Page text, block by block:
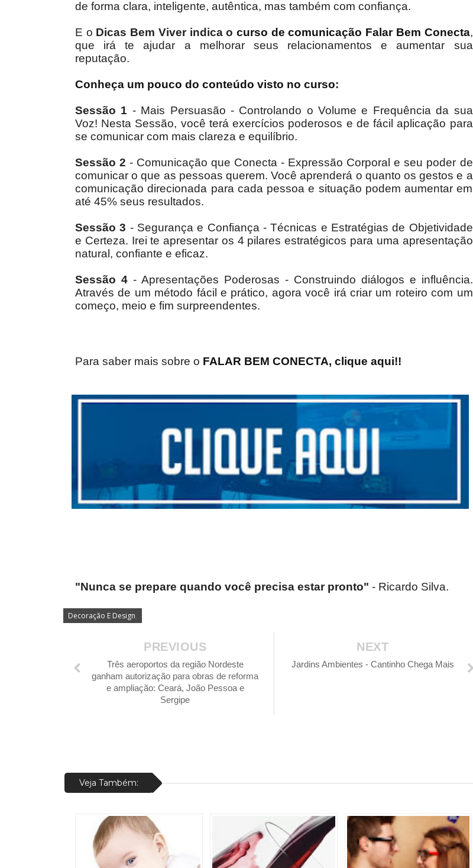
Decoração E Design,
de forma clara, inteligente, autêntica, mas também com confiança.
E o Dicas Bem Viver indica o curso de comunicação Falar Bem Conecta,
que irá te ajudar a melhorar seus relacionamentos e aumentar sua
reputação.
Conheça um pouco do conteúdo visto no curso:
Sessão 1 - Mais Persuasão - Controlando o Volume e Frequência da sua
Voz! Nesta Sessão, você terá exercícios poderosos e de fácil aplicação para
se comunicar com mais clareza e equilíbrio.
Sessão 2 - Comunicação que Conecta - Expressão Corporal e seu poder de
comunicar o que as pessoas querem. Você aprenderá o quanto os gestos e a
comunicação direcionada para cada pessoa e situação podem aumentar em
até 45% seus resultados.
Sessão 3 - Segurança e Confiança - Técnicas e Estratégias de Objetividade
e Certeza. Irei te apresentar os 4 pilares estratégicos para uma apresentação
natural, confiante e eficaz.
Sessão 4- Apresentações Poderosas - Construindo diálogos e influência.
Através de um método fácil e prático, agora você irá criar um roteiro com um
começo, meio e fim surpreendentes.
Para saber mais sobre o FALAR BEM CONECTA, clique aqui!!
"Nunca se prepare quando você precisa estar pronto" - Ricardo Silva.
NEXT
Jardins Ambientes - Cantinho Chega Mais
PREVIOUS
Três aeroportos da região Nordeste
ganham autorização para obras de reforma
e ampliação: Ceará, João Pessoa e
Sergipe
Veja Também: